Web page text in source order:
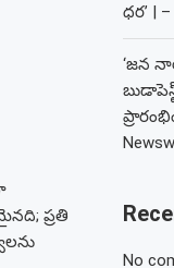
ప్రతి
ధర’ |
‘జన
No